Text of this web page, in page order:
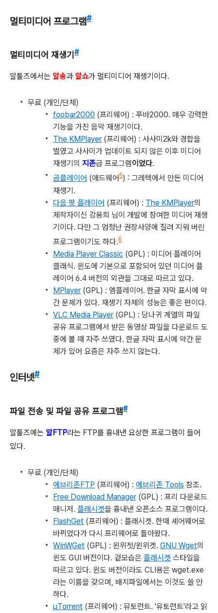
멀티미디어 프로그램#
멀티미디어 재생기 #
알툴즈에서는 알송과 알쇼가 멀티미디어 재생기이다.
무료 (개인/단체)
foobar2000 (프리웨어) : 푸바2000. 매우 강력한
기능을 가진 음악 재생기이다.
The KMPlayer (프리웨어) : 사사미2k와 경합을
벌였고 사사미가 업데이트 되지 않은 이후 미디어
재생기의 지존급 프로그램이었다.
곰플레이어 (애드웨어 5) : 그레텍에서 만든 미디어
재생기.
다음 팟 플레이어 (프리웨어) : The KMPlayer의
제작자이신 강용희 님이 개발에 참여한 미디어 재생
기이다. 다만 그 엄청난 권장사양에 질려 지워 버린
프로그램이기도 하다.6
Media Player Classic (GPL) : 미디어 플레이어
클래식. 윈도에 기본으로 포함되어 있던 미디어 플
레이어 6.4 버전의 외관을 그대로 따르고 있다.
MPlayer (GPL) : 엠플레이어. 한글 자막 표시에 약
간 문제가 있다. 재생기 자체의 성능은 좋은 편이다.
VLC Media Player (GPL) : 당나귀 계열의 파일
공유 프로그램에서 받은 동영상 파일을 다운로드 도
중에 볼 때 자주 쓰였다. 한글 자막 표시에 약간 문
제가 있어 요즘은 자주 쓰지 않는다.
인터넷#
파일 전송 및 파일 공유 프로그램#
알툴즈에는 알FTP라는 FTP를 흉내낸 요상한 프로그램이 들어
있다.
무료 (개인/단체)
에브리존FTP (프리웨어) : 에브리존 Tools 참조.
Free Download Manager (GPL) : 프리 다운로드
매니저. 플래시겟을 흉내낸 오픈소스 프로그램이다.
FlashGet (프리웨어) : 플래시겟. 한때 셰어웨어로
바뀌었다가 다시 프리웨어로 돌아왔다.
WinWGet (GPL) : 윈위젯/윈위겟. GNU Wget의
윈도 GUI 버전이다. 겉모습은 플래시겟 스타일을
따르고 있다. 윈도 버전이라도 CLI용은 wget.exe
라는 이름을 갖으며, 배치파일에서는 이것도 쓸 만
하다.
μTorrent (프리웨어) : 뮤토런트. '유토런트'라고 읽